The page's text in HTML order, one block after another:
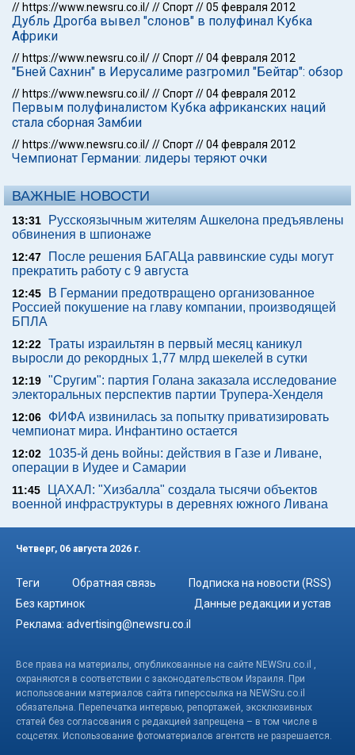
// https://www.newsru.co.il///Спорт//05 февраля 2012
Дубль Дрогба вывел "слонов" в полуфинал Кубка
Африки
// https://www.newsru.co.il///Спорт//04 февраля 2012
"Бней Сахнин" в Иерусалиме разгромил "Бейтар": обзор
// https://www.newsru.co.il///Спорт//04 февраля 2012
Первым полуфиналистом Кубка африканских наций
стала сборная Замбии
// https://www.newsru.co.il///Спорт//04 февраля 2012
Чемпионат Германии: лидеры теряют очки
ВАЖНЫЕ НОВОСТИ
13:31
Русскоязычным жителям Ашкелона предъявлены
обвинения в шпионаже
12:47
После решения БАГАЦа раввинские суды могут
прекратить работу с 9 августа
12:45
В Германии предотвращено организованное
Россией покушение на главу компании, производящей
БПЛА
12:22 Траты израильтян в первый месяц каникул
выросли до рекордных 1,77 млрд шекелей в сутки
12:19 "Сругим": партия Голана заказала исследование
электоральных перспектив партии Трупера-Хенделя
12:06
ФИФА извинилась за попытку приватизировать
чемпионат мира. Инфантино остается
12:02
1035-й день войны: действия в Газе и Ливане,
операции в Иудее и Самарии
11:45
ЦАХАЛ: "Хизбалла" создала тысячи объектов
военной инфраструктуры в деревнях южного Ливана
Четверг, 06 августа 2026 г.
Теги Обратная связь
Подписка на новости (RSS)
Без картинок
Данные редакции и устав
Реклама: advertising@newsru.co.il
Все права на материалы, опубликованные на сайте NEWSru.co.il ,
охраняются в соответствии с законодательством Израиля. При
использовании материалов сайта гиперссылка на NEWSru.co.il
обязательна. Перепечатка интервью, репортажей, эксклюзивных
статей без согласования с редакцией запрещена – в том числе в
соцсетях. Использование фотоматериалов агентств не разрешается.